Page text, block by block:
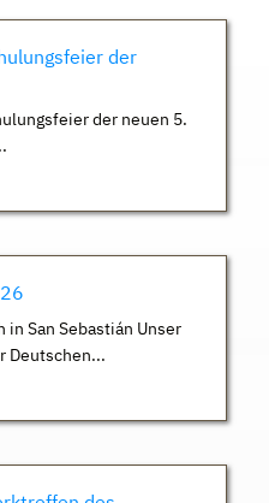
der
der neuen 5.
in San Sebastián Unser
Deutschen...